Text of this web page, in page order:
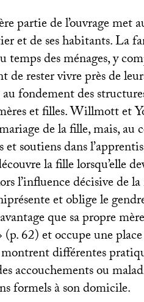
partie de l’ouvrage met
et de ses habitants. La
des ménages, y
rester vivre près de
fondement des
et filles. Willmott et
de la fille, mais, au
soutiens dans
la fille lorsqu’elle
l’influence décisive de
et oblige le
que sa propre
(p. 62) et occupe une
différentes
accouchements ou
formels à son domicile.